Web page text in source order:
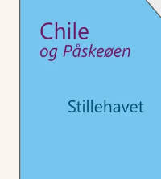
Vi fortsætter længere
Andesbjergene. Her er
smaragdgrønne søer,
frodige terrasser med
skjulte varme kilder. I
og vikunjaer samt
Andesbjergenes
landsbyer. I bjergene
geoglyffer, der er